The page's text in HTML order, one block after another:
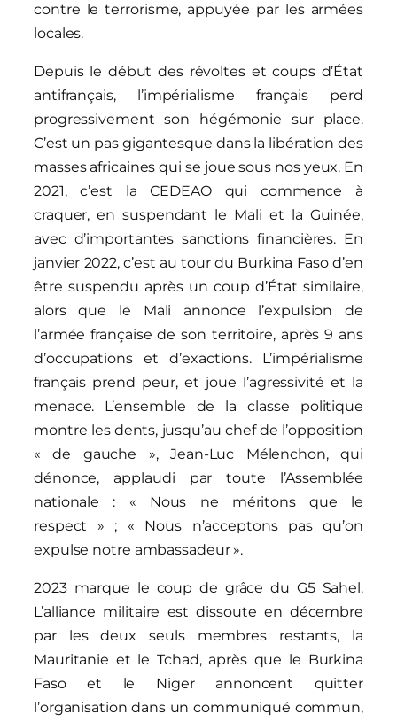
contre le terrorisme, appuyée par les armées
locales.
Depuis le début des révoltes et coups d’État
antifrançais, l’impérialisme français perd
progressivement son hégémonie sur place.
C’est un pas gigantesque dans la libération des
masses africaines qui se joue sous nos yeux. En
2021, c’est la CEDEAO qui commence à
craquer, en suspendant le Mali et la Guinée,
avec d’importantes sanctions financières. En
janvier 2022, c’est au tour du Burkina Faso d’en
être suspendu après un coup d’État similaire,
alors que le Mali annonce l’expulsion de
l’armée française de son territoire, après 9 ans
d’occupations et d’exactions. L’impérialisme
français prend peur, et joue l’agressivité et la
menace. L’ensemble de la classe politique
montre les dents, jusqu’au chef de l’opposition
« de gauche », Jean-Luc Mélenchon, qui
dénonce, applaudi par toute l’Assemblée
nationale : « Nous ne méritons que le
respect » ; « Nous n’acceptons pas qu’on
expulse notre ambassadeur ».
2023 marque le coup de grâce du G5 Sahel.
L’alliance militaire est dissoute en décembre
par les deux seuls membres restants, la
Mauritanie et le Tchad, après que le Burkina
Faso et le Niger annoncent quitter
l’organisation dans un communiqué commun,